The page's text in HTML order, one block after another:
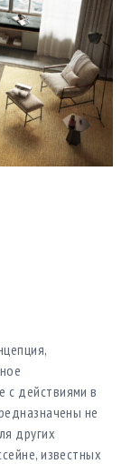
с действиями в
не
других
известных